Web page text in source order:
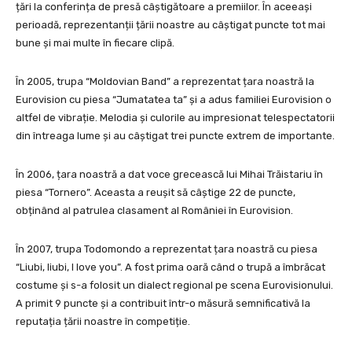
țări la conferința de presă câștigătoare a premiilor. În aceeași
perioadă, reprezentanții țării noastre au câștigat puncte tot mai
bune și mai multe în fiecare clipă.
În 2005, trupa “Moldovian Band” a reprezentat țara noastră la
Eurovision cu piesa “Jumatatea ta” și a adus familiei Eurovision o
altfel de vibrație. Melodia și culorile au impresionat telespectatorii
din întreaga lume și au câștigat trei puncte extrem de importante.
În 2006, țara noastră a dat voce grecească lui Mihai Trăistariu în
piesa “Tornero”. Aceasta a reușit să câștige 22 de puncte,
obținând al patrulea clasament al României în Eurovision.
În 2007, trupa Todomondo a reprezentat țara noastră cu piesa
“Liubi, liubi, I love you”. A fost prima oară când o trupă a îmbrăcat
costume și s-a folosit un dialect regional pe scena Eurovisionului.
A primit 9 puncte și a contribuit într-o măsură semnificativă la
reputația țării noastre în competiție.